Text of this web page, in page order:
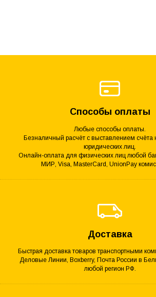
Способы оплаты
Любые способы оплаты.
Безналичный расчёт с выставлением счёта
юридических лиц.
Онлайн-оплата для физических лиц любой
МИР, Visa, MasterCard, UnionPay
Доставка
Быстрая доставка товаров транспортными
Деловые Линии, Boxberry, Почта России в
любой регион РФ.